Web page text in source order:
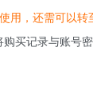
用，还需可以转
买记录与账号